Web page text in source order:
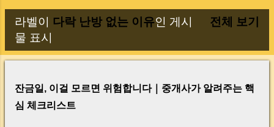
글
라벨이 다락 난방 없는 이유인 게시
물 표시
전체 보기
잔금일, 이걸 모르면 위험합니다｜중개사가 알려주는 핵
심 체크리스트